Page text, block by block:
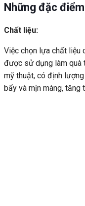
Những đặc
Chất liệu:
Việc chọn lựa chất liệu
được sử dụng làm quà
mỹ thuật, có định
bẩy và mịn màng, tăng